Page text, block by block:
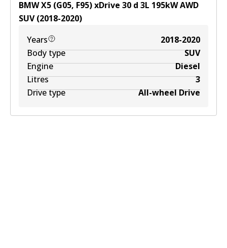
BMW X5 (G05, F95) xDrive 30 d 3L 195kWAWD
SUV(2018-2020)
Years
2018-2020
Body type
SUV
Engine
Diesel
Litres
3
Drive type
All-wheel Drive